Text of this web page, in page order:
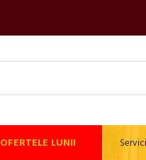
OFERTELE LUNII